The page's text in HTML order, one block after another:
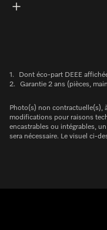
1.
Dont éco-part DEEE
2.
Garantie 2 ans (pièces,
Photo(s) non contractuelle(s),
modifications pour raisons
encastrables ou intégrables,
sera nécessaire. Le visuel ci-